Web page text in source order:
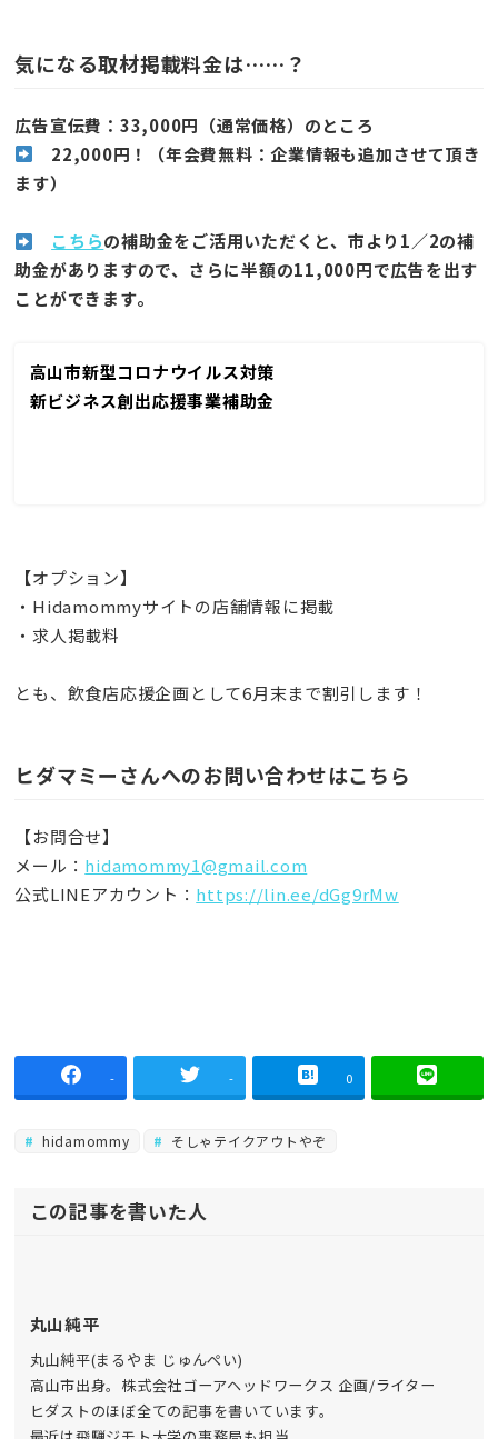
気になる取材掲載料金は……？
広告宣伝費： 33,000円（通常価格）のところ
22,000円！（年会費無料：企業情報も追加させて頂き
ます）
こちらの補助金をご活用いただくと、市より1／2の補
助金がありますので、 さらに半額の11,000円で広告を出す
ことができます。
高山市新型コロナウイルス対策
新ビジネス創出応援事業補助金
【オプション】
・Hidamommyサイトの店舗情報に掲載
・求人掲載料
とも、飲食店応援企画として6月末まで割引します！
ヒダマミーさんへのお問い合わせはこちら
【お問合せ】
メール： hidamommy1@gmail.com
公式LINEアカウント： https://lin.ee/dGg9rMw
- - 0
hidamommy そしゃテイクアウトやぞ
この記事を書いた人
丸山純平
丸山純平(まるやま じゅんぺい)
高山市出身。株式会社ゴーアヘッドワークス 企画/ライター
ヒダストのほぼ全ての記事を書いています。